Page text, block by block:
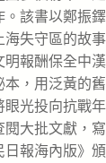
。該書以鄭振
海失守區的故
明報酬保全中
，用泛黃的
光投向抗戰
閱大批文獻，
日報海內版》